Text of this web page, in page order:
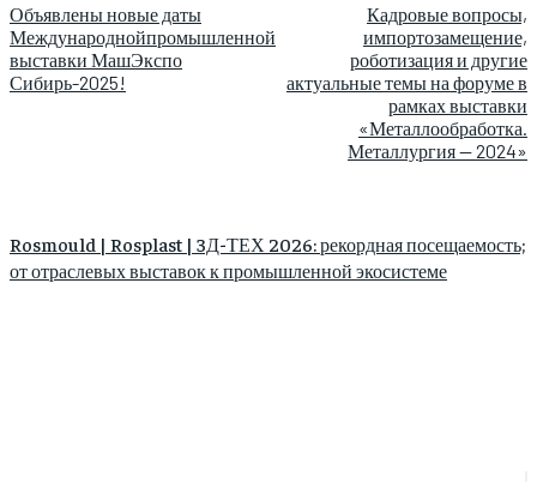
Объявлены новые даты
Международнойпромышленной
выставки МашЭкспо
Сибирь-2025!
Кадровые вопросы,
импортозамещение,
роботизация и другие
актуальные темы на форуме в
рамках выставки
«Металлообработка.
Металлургия — 2024»
Rosmould | Rosplast | 3Д-ТЕХ 2026: рекордная посещаемость;
от отраслевых выставок к промышленной экосистеме